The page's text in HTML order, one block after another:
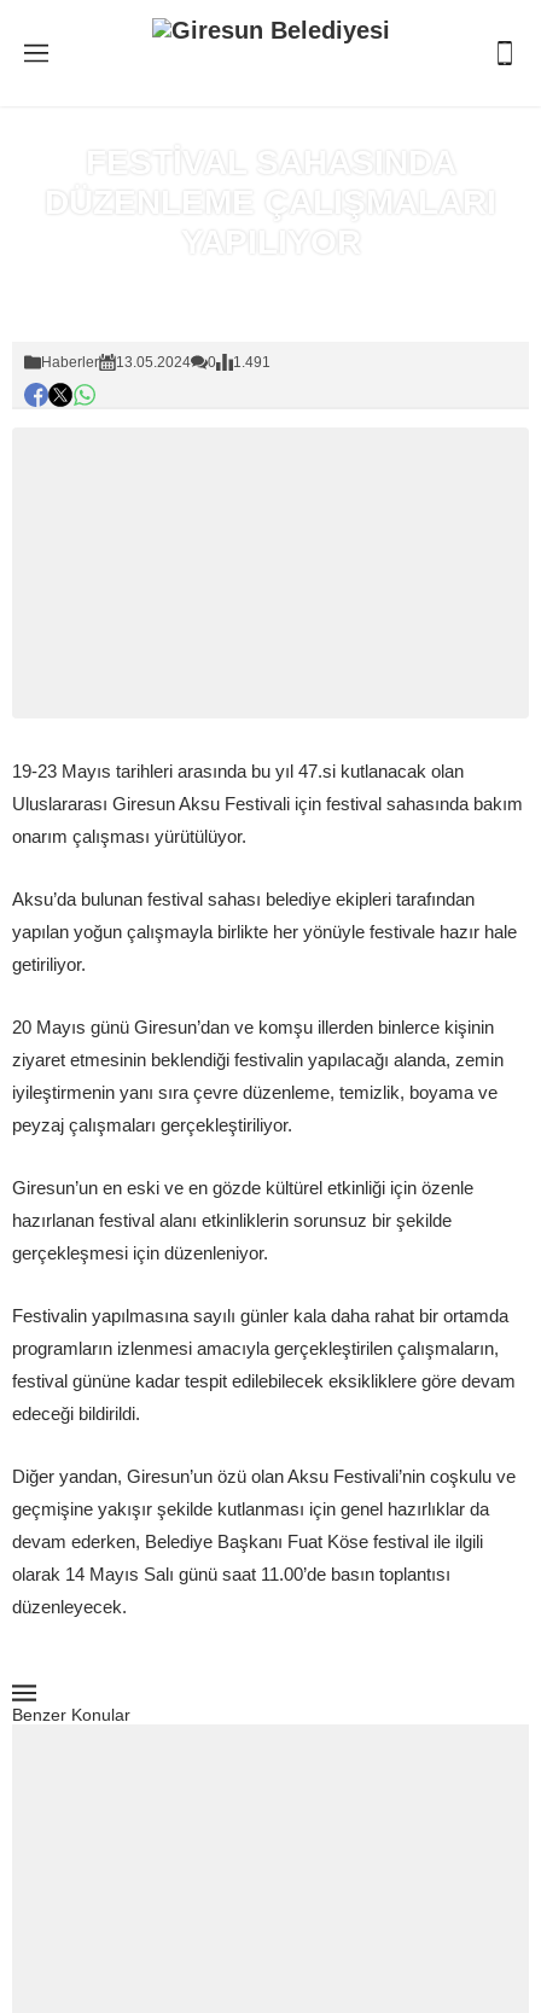
FESTİVAL SAHASINDA
DÜZENLEME ÇALIŞMALARI
YAPILIYOR
Haberler 13.05.2024 0 1.491
19-23 Mayıs tarihleri arasında bu yıl 47.si kutlanacak olan
Uluslararası Giresun Aksu Festivali için festival sahasında bakım
onarım çalışması yürütülüyor.
Aksu’da bulunan festival sahası belediye ekipleri tarafından
yapılan yoğun çalışmayla birlikte her yönüyle festivale hazır hale
getiriliyor.
20 Mayıs günü Giresun’dan ve komşu illerden binlerce kişinin
ziyaret etmesinin beklendiği festivalin yapılacağı alanda, zemin
iyileştirmenin yanı sıra çevre düzenleme, temizlik, boyama ve
peyzaj çalışmaları gerçekleştiriliyor.
Giresun’un en eski ve en gözde kültürel etkinliği için özenle
hazırlanan festival alanı etkinliklerin sorunsuz bir şekilde
gerçekleşmesi için düzenleniyor.
Festivalin yapılmasına sayılı günler kala daha rahat bir ortamda
programların izlenmesi amacıyla gerçekleştirilen çalışmaların,
festival gününe kadar tespit edilebilecek eksikliklere göre devam
edeceği bildirildi.
Diğer yandan, Giresun’un özü olan Aksu Festivali’nin coşkulu ve
geçmişine yakışır şekilde kutlanması için genel hazırlıklar da
devam ederken, Belediye Başkanı Fuat Köse festival ile ilgili
olarak 14 Mayıs Salı günü saat 11.00’de basın toplantısı
düzenleyecek.
Benzer Konular